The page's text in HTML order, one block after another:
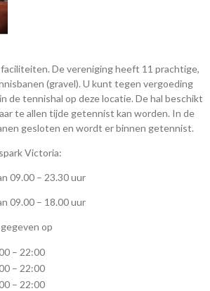
De vereniging heeft 11 prachtige,
(gravel). U kunt tegen vergoeding
de tennishal op deze locatie. De hal beschikt
te allen tijde getennist kan worden. In de
gesloten en wordt er binnen getennist.
Victoria:
09.00 – 23.30 uur
09.00 – 18.00 uur
op
– 22:00
– 22:00
– 22:00